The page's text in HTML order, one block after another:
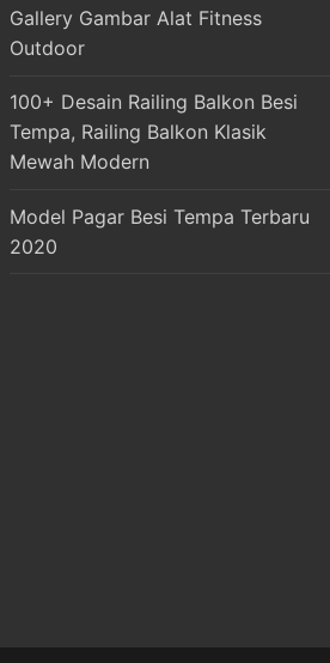
Gallery Gambar Alat Fitness
Outdoor
100+ Desain Railing Balkon Besi
Tempa, Railing Balkon Klasik
Mewah Modern
Model Pagar Besi Tempa Terbaru
2020